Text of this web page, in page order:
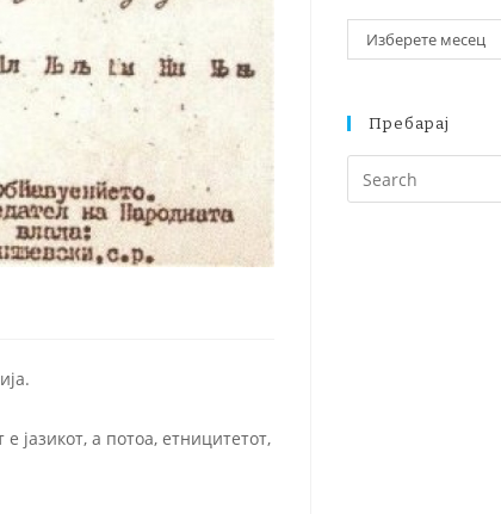
јазикот, а потоа, етницитетот,
Изберете месец
Пребарај